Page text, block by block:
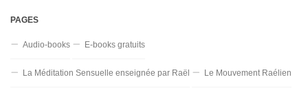
PAGES
Audio-books E-books gratuits
La Méditation Sensuelle enseignée par Raël Le Mouvement Raélien